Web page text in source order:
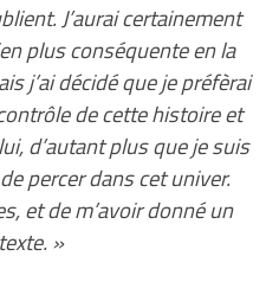
J’aurai certainement
plus conséquente en la
j’ai décidé que je préfèrai
de cette histoire et
d’autant plus que je suis
percer dans cet univer.
et de m’avoir donné un
»